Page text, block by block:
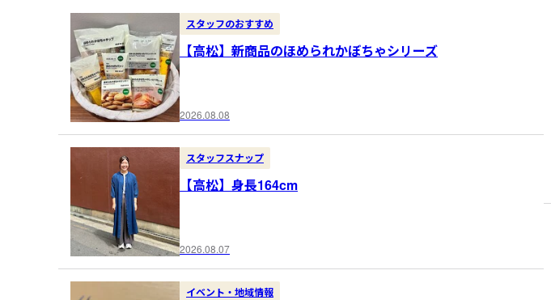
スタッフのおすすめ
【高松】新商品のほめられかぼちゃシリーズ
2026.08.08
スタッフスナップ
【高松】身長164cm
2026.08.07
イベント・地域情報